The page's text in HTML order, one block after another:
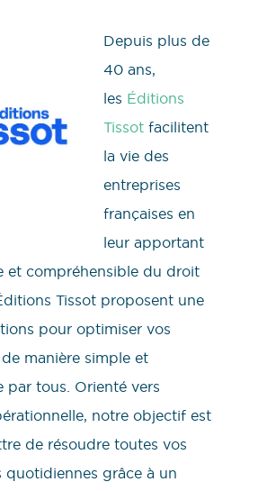
Depuis plus de
40 ans,
les Éditions
Tissot facilitent
la vie des
entreprises
françaises en
leur apportant
et compréhensible du droit
Tissot proposent une
pour optimiser vos
manière simple et
par tous. Orienté vers
notre objectif est
de résoudre toutes vos
quotidiennes grâce à un